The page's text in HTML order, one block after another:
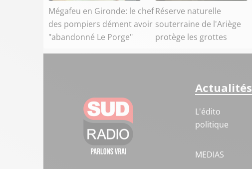
Mégafeu en Gironde: le chef
des pompiers dément avoir
"abandonné Le Porge"
Réserve naturelle
souterraine de l'Ariège
protège les grottes
Actualités
L'édito
politique
MEDIAS